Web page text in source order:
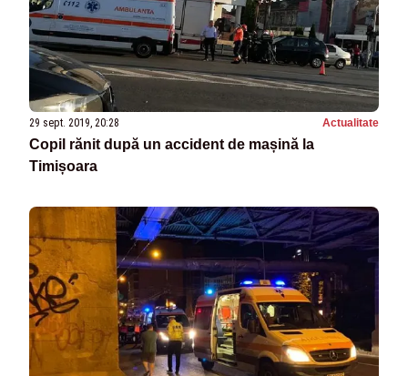
29 sept. 2019, 20:28 Actualitate
Copil rănit după un accident de mașină la
Timișoara